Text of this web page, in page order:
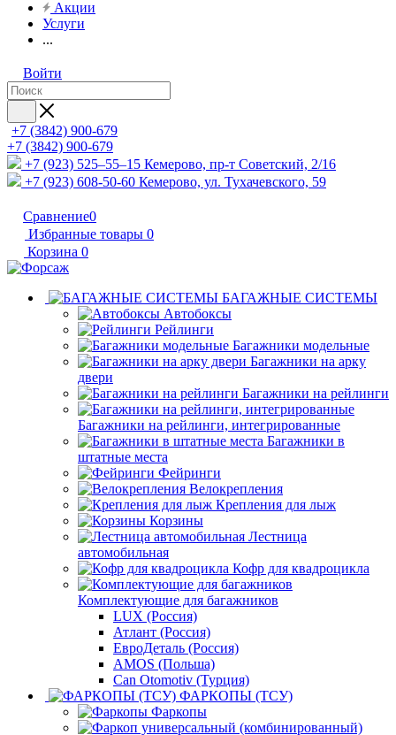
Акции
Услуги
...
Войти
+7 (3842) 900-679
+7 (3842) 900-679
+7 (923) 525–55–15 Кемерово, пр-т Советский, 2/16
+7 (923) 608-50-60 Кемерово, ул. Тухачевского, 59
Сравнение0
Избранные товары 0
Корзина 0
БАГАЖНЫЕ СИСТЕМЫ
Автобоксы
Рейлинги
Багажники модельные
Багажники на арку
двери
Багажники на рейлинги
Багажники на рейлинги, интегрированные
Багажники в
штатные места
Фейринги
Велокрепления
Крепления для лыж
Корзины
Лестница
автомобильная
Кофр для квадроцикла
Комплектующие для багажников
LUX (Россия)
Атлант (Россия)
ЕвроДеталь (Россия)
AMOS (Польша)
Can Otomotiv (Турция)
ФАРКОПЫ (ТСУ)
Фаркопы